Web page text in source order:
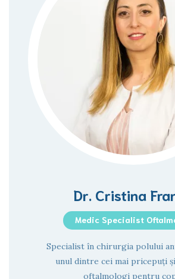
Dr. Cristina
Medic Specialist
Specialist în chirurgia polului
unul dintre cei mai pricepuți
oftalmologi pentru